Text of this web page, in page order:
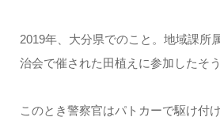
2019年、大分県でのこと。地域課所
治会で催された田植えに参加したそう
このとき警察官はパトカーで駆け付